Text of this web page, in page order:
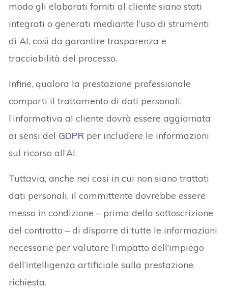
modo gli elaborati forniti al cliente siano stati
integrati o generati mediante l’uso di strumenti
di AI, così da garantire trasparenza e
tracciabilità del processo.
Infine, qualora la prestazione professionale
comporti il trattamento di dati personali,
l’informativa al cliente dovrà essere aggiornata
ai sensi del GDPR per includere le informazioni
sul ricorso all’AI.
Tuttavia, anche nei casi in cui non siano trattati
dati personali, il committente dovrebbe essere
messo in condizione – prima della sottoscrizione
del contratto – di disporre di tutte le informazioni
necessarie per valutare l’impatto dell’impiego
dell’intelligenza artificiale sulla prestazione
richiesta.